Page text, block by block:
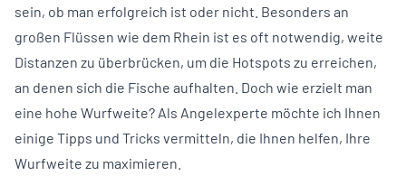
sein, ob man erfolgreich ist oder nicht. Besonders an
großen Flüssen wie dem Rhein ist es oft notwendig, weite
Distanzen zu überbrücken, um die Hotspots zu erreichen,
an denen sich die Fische aufhalten. Doch wie erzielt man
eine hohe Wurfweite? Als Angelexperte möchte ich Ihnen
einige Tipps und Tricks vermitteln, die Ihnen helfen, Ihre
Wurfweite zu maximieren.